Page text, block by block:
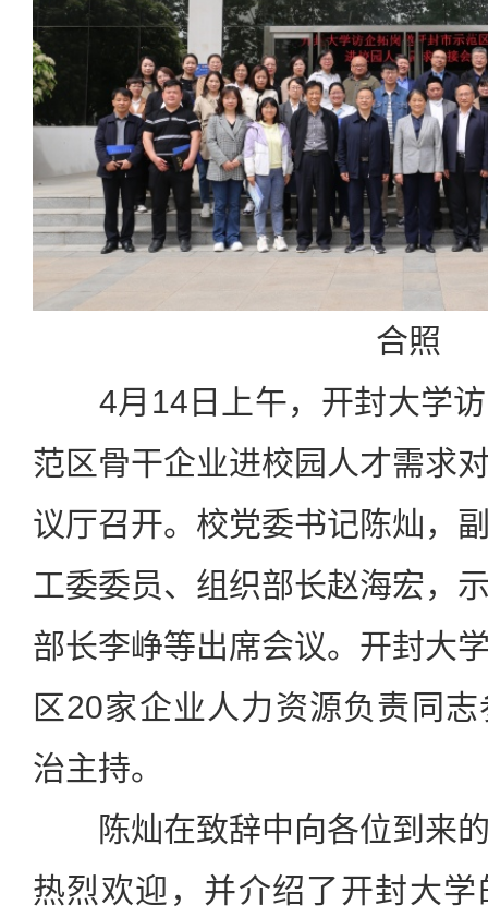
合照
4月14日上午，开封大学
范区骨干企业进校园人才需求
议厅召开。校党委书记陈灿，
工委委员、组织部长赵海宏，
部长李峥等出席会议。 开封大
区20家企业人力资源负责同
治主持。
陈灿在致辞中向各位到来
热烈欢迎，并介绍了开封大学